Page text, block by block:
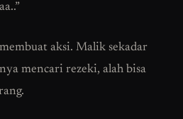
aksi. Malik sekadar
mencari rezeki, alah bisa